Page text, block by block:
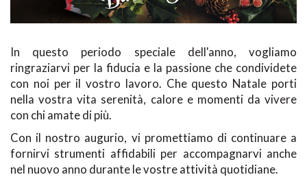
In questo periodo speciale dell'anno, vogliamo
ringraziarvi per la fiducia e la passione che condividete
con noi per il vostro lavoro. Che questo Natale porti
nella vostra vita serenità, calore e momenti da vivere
con chi amate di più.
Con il nostro augurio, vi promettiamo di continuare a
fornirvi strumenti affidabili per accompagnarvi anche
nel nuovo anno durante le vostre attività quotidiane.